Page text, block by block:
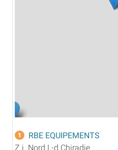
1
RBE EQUIPEMENTS
Z.i. Nord L-d Chiradie